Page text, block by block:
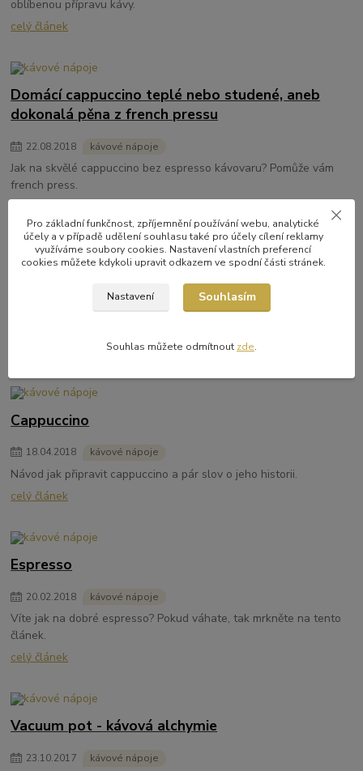
oblíbenou přípravu kávy.
celý článek
Domácí cappuccino teplé nebo studené, aneb
dokonalá pěna z french pressu
22.08.2018 kávové nápoje
Jak na skvělé cappuccino bez espresso kávovaru? Pomůže vám
french press.
Cappuccino
18.04.2018 kávové nápoje
Návod jak připravit cappuccino a pár slov o jeho historii.
celý článek
Espresso
20.02.2018 kávové nápoje
Víte jak na dobré espresso? Pokud váhate, tak mrkněte na tento
článek.
celý článek
Vacuum pot - kávová alchymie
23.10.2017 kávové nápoje
Pro základní funkčnost, zpříjemnění používání webu, analytické
účely a v případě udělení souhlasu také pro účely cílení reklamy
využíváme soubory cookies. Nastavení vlastních preferencí
cookies můžete kdykoli upravit odkazem ve spodní části stránek.
Nastavení Souhlasím
Souhlas můžete odmítnout zde.